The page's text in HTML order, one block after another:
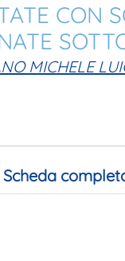
CON
MICHELE
Scheda